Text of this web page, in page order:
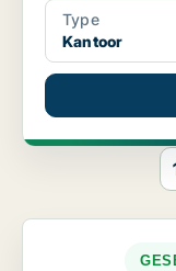
Type
Kantoor